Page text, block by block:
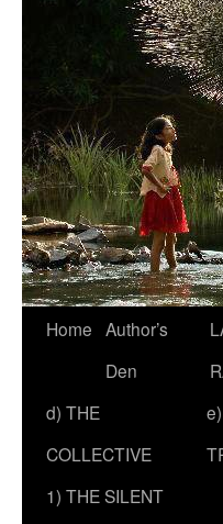
Skip
content
Home Author’s
Den
d) THE
COLLECTIVE
1) THE SILENT